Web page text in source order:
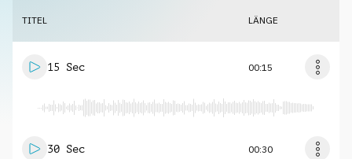
TITEL LÄNGE
15 Sec 00:15
30 Sec 00:30